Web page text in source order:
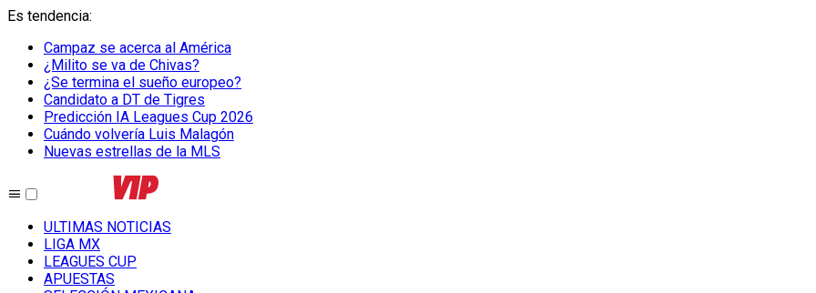
Es tendencia:
Campaz se acerca al América
¿Milito se va de Chivas?
¿Se termina el sueño europeo?
Candidato a DT de Tigres
Predicción IA Leagues Cup 2026
Cuándo volvería Luis Malagón
Nuevas estrellas de la MLS
ULTIMAS NOTICIAS
LIGA MX
LEAGUES CUP
APUESTAS